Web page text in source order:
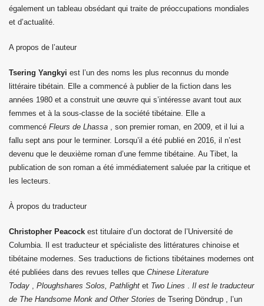
également un tableau obsédant qui traite de préoccupations mondiales
et d’actualité.
A propos de l’auteur
Tsering Yangkyi est l’un des noms les plus reconnus du monde
littéraire tibétain. Elle a commencé à publier de la fiction dans les
années 1980 et a construit une œuvre qui s’intéresse avant tout aux
femmes et à la sous-classe de la société tibétaine. Elle a
commencé Fleurs de Lhassa , son premier roman, en 2009, et il lui a
fallu sept ans pour le terminer. Lorsqu’il a été publié en 2016, il n’est
devenu que le deuxième roman d’une femme tibétaine. Au Tibet, la
publication de son roman a été immédiatement saluée par la critique et
les lecteurs.
À propos du traducteur
Christopher Peacock est titulaire d’un doctorat de l’Université de
Columbia. Il est traducteur et spécialiste des littératures chinoise et
tibétaine modernes. Ses traductions de fictions tibétaines modernes ont
été publiées dans des revues telles que Chinese Literature
Today , Ploughshares Solos, Pathlight et Two Lines . Il est le traducteur
de The Handsome Monk and Other Stories de Tsering Döndrup , l’un
Drolma avec S.S. Dalaï Lama.